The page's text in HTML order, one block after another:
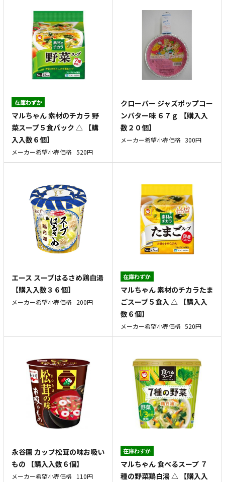
在庫わずか
マルちゃん 素材のチカラ 野
菜スープ５食パック △ 【購
入入数６個】
メーカー希望小売価格 520円
クローバー ジャズポップコー
ンバター味 ６７ｇ 【購入入
数２０個】
メーカー希望小売価格 300円
エース スープはるさめ鶏白湯
【購入入数３６個】
メーカー希望小売価格 200円
在庫わずか
マルちゃん 素材のチカラたま
ごスープ５食入 △ 【購入入
数６個】
メーカー希望小売価格 520円
永谷園 カップ松茸の味お吸い
もの 【購入入数６個】
メーカー希望小売価格 110円
在庫わずか
マルちゃん 食べるスープ ７
種の野菜鶏白湯 △ 【購入入